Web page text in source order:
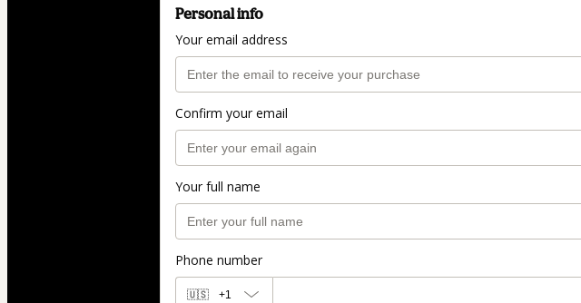
Personal info
Your email address
Confirm your email
Your full name
Phone number
🇺🇸 +1